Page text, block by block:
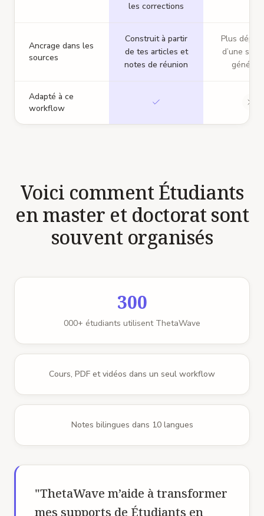
les corrections
Ancrage dans les
sources
Construit à partir
de tes articles et
notes de réunion
Plus
d’une
Adapté à ce
workflow
Voici comment Étudiants
en master et doctorat sont
souvent organisés
300
000+ étudiants utilisent ThetaWave
Cours, PDF et vidéos dans un seul workflow
Notes bilingues dans 10 langues
"ThetaWave m’aide à transformer
mes supports de Étudiants en